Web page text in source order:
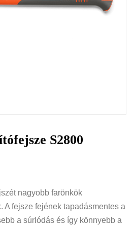
S2800
nagyobb farönkök
A fejsze fejének tapadásmentes a
a súrlódás és így könnyebb a